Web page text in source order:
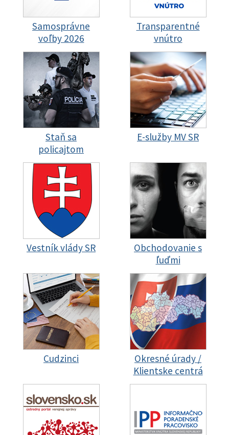
Samosprávne
voľby 2026
Transparentné
vnútro
Staň sa
policajtom
E-služby MV SR
Vestník vlády SR
Obchodovanie s
ľuďmi
Cudzinci
Okresné úrady /
Klientske centrá